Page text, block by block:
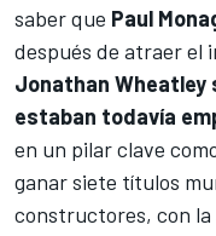
saber que Paul
después de atraer el
Jonathan Wheatley
estaban todavía
en un pilar clave
ganar siete títulos
constructores, con la